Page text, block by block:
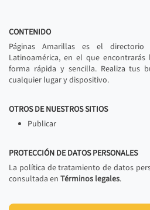
CONTENIDO
Páginas Amarillas es el
Latinoamérica, en el que
forma rápida y sencilla. Realiza tus
cualquier lugar y dispositivo.
OTROS DE NUESTROS SITIOS
Publicar
PROTECCIÓN DE DATOS PERSONALES
La política de tratamiento de datos
consultada en Términos legales.